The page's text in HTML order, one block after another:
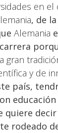
en el
, de
Alemania
gran
y de
país,
quiere
rodeado